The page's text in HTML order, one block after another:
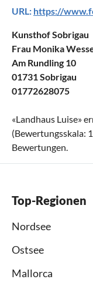
URL: https://
Kunsthof Sobrigau
Frau Monika
Am Rundling 10
01731 Sobrigau
01772628075
«Landhaus Luise»
(Bewertungsskala: 1
Bewertungen.
Top-Regionen
Nordsee
Ostsee
Mallorca